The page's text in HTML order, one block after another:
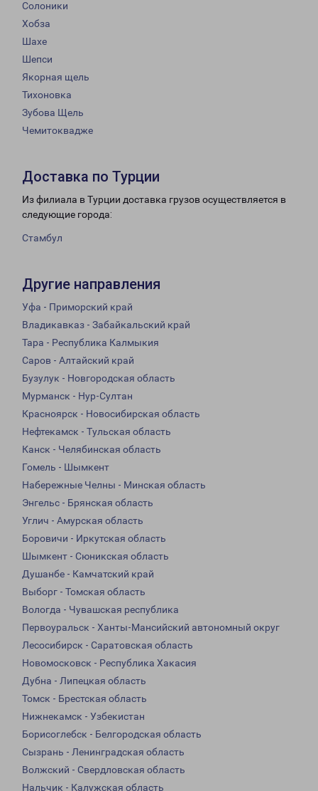
Солоники
Хобза
Шахе
Шепси
Якорная щель
Тихоновка
Зубова Щель
Чемитоквадже
Доставка по Турции
Из филиала в Турции доставка грузов осуществляется в
следующие города:
Стамбул
Другие направления
Уфа - Приморский край
Владикавказ - Забайкальский край
Тара - Республика Калмыкия
Саров - Алтайский край
Бузулук - Новгородская область
Мурманск - Нур-Султан
Красноярск - Новосибирская область
Нефтекамск - Тульская область
Канск - Челябинская область
Гомель - Шымкент
Набережные Челны - Минская область
Энгельс - Брянская область
Углич - Амурская область
Боровичи - Иркутская область
Шымкент - Сюникская область
Душанбе - Камчатский край
Выборг - Томская область
Вологда - Чувашская республика
Первоуральск - Ханты-Мансийский автономный округ
Лесосибирск - Саратовская область
Новомосковск - Республика Хакасия
Дубна - Липецкая область
Томск - Брестская область
Нижнекамск - Узбекистан
Борисоглебск - Белгородская область
Сызрань - Ленинградская область
Волжский - Свердловская область
Нальчик - Калужская область